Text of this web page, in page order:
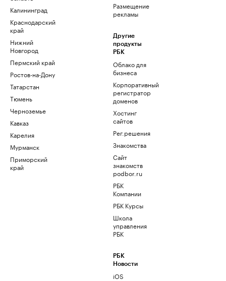
Калининград
Краснодарский
край
Нижний
Новгород
Пермский край
Ростов-на-Дону
Татарстан
Тюмень
Черноземье
Кавказ
Карелия
Мурманск
Приморский
край
Размещение
рекламы
Другие
продукты
РБК
Облако для
бизнеса
Корпоративный
регистратор
доменов
Хостинг
сайтов
Рег.решения
Знакомства
Сайт
знакомств
podbor.ru
РБК
Компании
РБК Курсы
Школа
управления
РБК
РБК
Новости
iOS